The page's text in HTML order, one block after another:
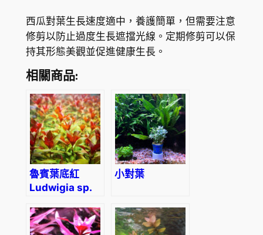
西瓜對葉生長速度適中，養護簡單，但需要注意
修剪以防止過度生長遮擋光線。定期修剪可以保
持其形態美觀並促進健康生長。
相關商品:
魯賓葉底紅
Ludwigia sp.
(Ludwigia
repens
小對葉